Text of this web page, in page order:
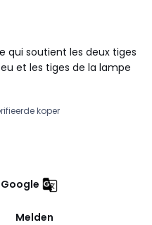
qui soutient les deux tiges
et les tiges de la lampe
koper
Melden